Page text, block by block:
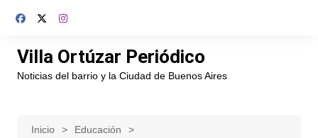
Villa Ortúzar Periódico
Noticias del barrio y la Ciudad de Buenos Aires
Inicio
Educación